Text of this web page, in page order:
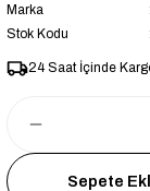
Marka
Stok Kodu
24 Saat İçinde
Sepete